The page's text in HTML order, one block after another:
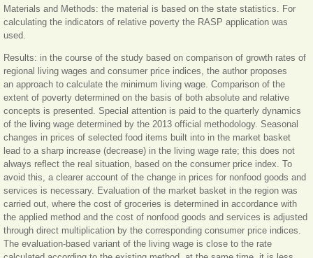
Materials and Methods: the material is based on the state statistics. For
calculating the indicators of relative poverty the RASP application was
used.
Results: in the course of the study based on comparison of growth rates of
regional living wages and consumer price indices, the author proposes
an approach to calculate the minimum living wage. Comparison of the
extent of poverty determined on the basis of both absolute and relative
concepts is presented. Special attention is paid to the quarterly dynamics
of the living wage determined by the 2013 official methodology. Seasonal
changes in prices of selected food items built into in the market basket
lead to a sharp increase (decrease) in the living wage rate; this does not
always reflect the real situation, based on the consumer price index. To
avoid this, a clearer account of the change in prices for nonfood goods and
services is necessary. Evaluation of the market basket in the region was
carried out, where the cost of groceries is determined in accordance with
the applied method and the cost of nonfood goods and services is adjusted
through direct multiplication by the corresponding consumer price indices.
The evaluation-based variant of the living wage is close to the rate